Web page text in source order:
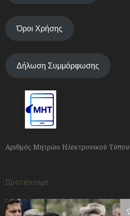
Όροι Χρήσης
Δήλωση Συμμόρφωσης
Αριθμός Μητρώο Ηλεκτρονικού
Προτείνουμε